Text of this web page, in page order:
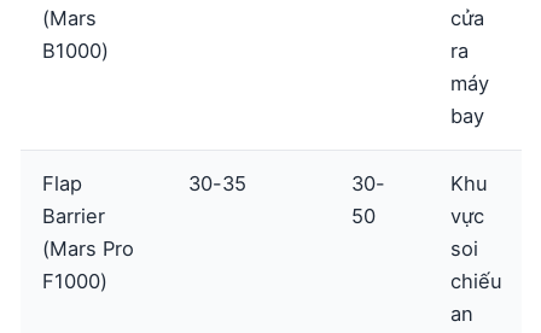
(Mars
B1000)
cửa
ra
máy
bay
Flap
Barrier
(Mars Pro
F1000)
30-35
30-
50
Khu
vực
soi
chiếu
an